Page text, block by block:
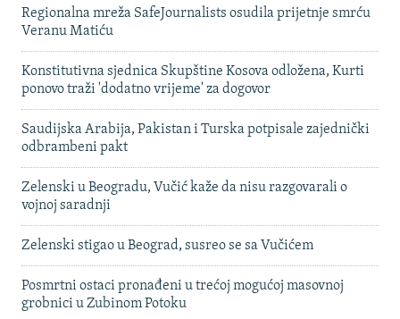
Regionalna mreža SafeJournalists osudila prijetnje smrću
Veranu Matiću
Konstitutivna sjednica Skupštine Kosova odložena, Kurti
ponovo traži 'dodatno vrijeme' za dogovor
Saudijska Arabija, Pakistan i Turska potpisale zajednički
odbrambeni pakt
Zelenski u Beogradu, Vučić kaže da nisu razgovarali o
vojnoj saradnji
Zelenski stigao u Beograd, susreo se sa Vučićem
Posmrtni ostaci pronađeni u trećoj mogućoj masovnoj
grobnici u Zubinom Potoku